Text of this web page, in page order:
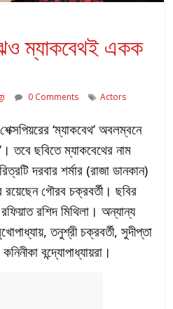
ম্যাকবেথই একক
0 Comments Actors
‘ম্যাকবেথ’ অবলম্বনে
তবে ছবিতে ম্যাকবেথের নাম
দরবার শর্মার (রাজা ডানকান)
গৌরব চক্রবর্তী। ছবির
রশিদ মিথিলা। অন্যান্য
তনুশ্রী চক্রবর্তী, সুদীপ্তা
কনিনীকা বন্দ্যোপাধ্যায়রা।